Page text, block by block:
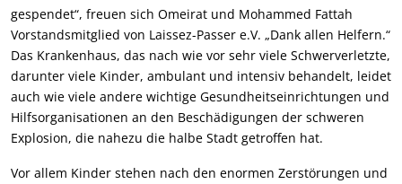
gespendet“, freuen sich Omeirat und Mohammed Fattah
Vorstandsmitglied von Laissez-Passer e.V. „Dank allen Helfern.“
Das Krankenhaus, das nach wie vor sehr viele Schwerverletzte,
darunter viele Kinder, ambulant und intensiv behandelt, leidet
auch wie viele andere wichtige Gesundheitseinrichtungen und
Hilfsorganisationen an den Beschädigungen der schweren
Explosion, die nahezu die halbe Stadt getroffen hat.
Vor allem Kinder stehen nach den enormen Zerstörungen und